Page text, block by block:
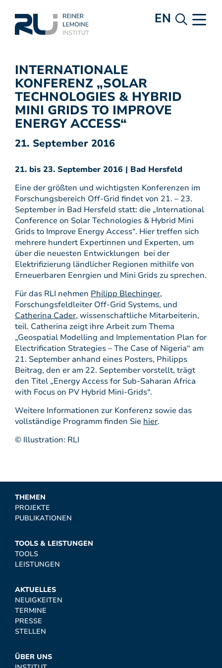
EN
INTERNATIONALE
KONFERENZ „SOLAR
TECHNOLOGIES & HYBRID
MINI GRIDS TO IMPROVE
ENERGY ACCESS“
21. September 2016
21. bis 23. September 2016 | Bad Hersfeld
Eine der größten und wichtigsten Konferenzen im
Forschungsbereich Off-Grid findet von 21. – 23.
September in Bad Hersfeld statt: die „International
Conference on Solar Technologies & Hybrid Mini
Grids to Improve Energy Access“. Hier treffen sich
mehrere hundert Expertinnen und Experten, um
über die neuesten Entwicklungen bei der
Elektrifizierung ländlicher Regionen mithilfe von
Erneuerbaren Eenrgien und Mini Grids zu sprechen.
Für das RLI nehmen Philipp Blechinger,
Forschungsfeldleiter Off-Grid Systems, und
Catherina Cader, wissenschaftliche Mitarbeiterin,
teil. Catherina zeigt ihre Arbeit zum Thema
„Geospatial Modelling and Implementation Plan for
Electrification Strategies – The Case of Nigeria“ am
21. September anhand eines Posters, Philipps
Beitrag, den er am 22. September vorstellt, trägt
den Titel „Energy Access for Sub-Saharan Africa
with Focus on PV Hybrid Mini-Grids“.
Weitere Informationen zur Konferenz sowie das
vollständige Programm finden Sie hier.
© Illustration: RLI
THEMEN
PROJEKTE
PUBLIKATIONEN
TOOLS & LEISTUNGEN
TOOLS
LEISTUNGEN
AKTUELLES
NEUIGKEITEN
TERMINE
PRESSE
STELLEN
ÜBER UNS